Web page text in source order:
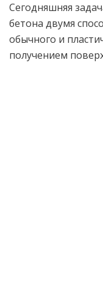
Сегодняшняя
бетона двумя
обычного и
получением